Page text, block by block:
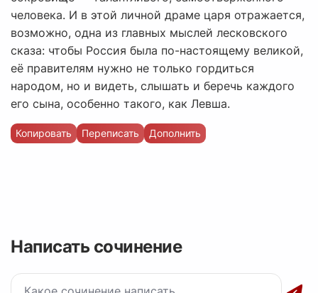
человека. И в этой личной драме царя отражается,
возможно, одна из главных мыслей лесковского
сказа: чтобы Россия была по-настоящему великой,
её правителям нужно не только гордиться
народом, но и видеть, слышать и беречь каждого
его сына, особенно такого, как Левша.
Копировать Переписать Дополнить
Написать сочинение